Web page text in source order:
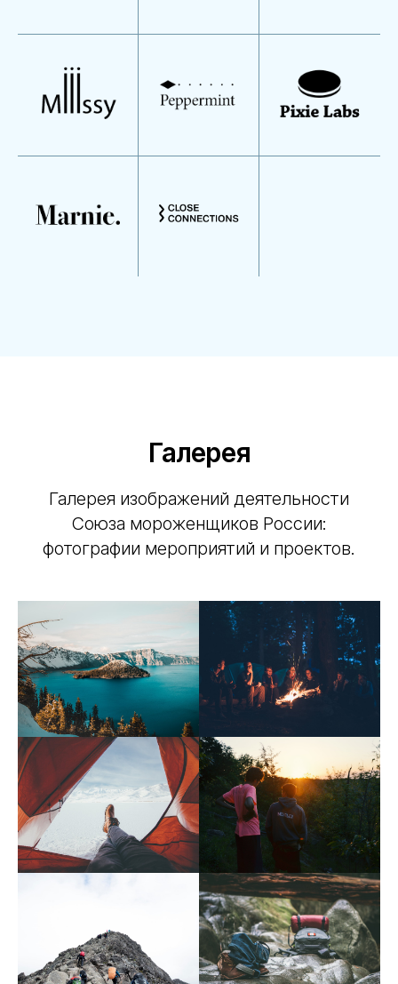
Галерея
Галерея изображений деятельности
Союза мороженщиков России:
фотографии мероприятий и проектов.